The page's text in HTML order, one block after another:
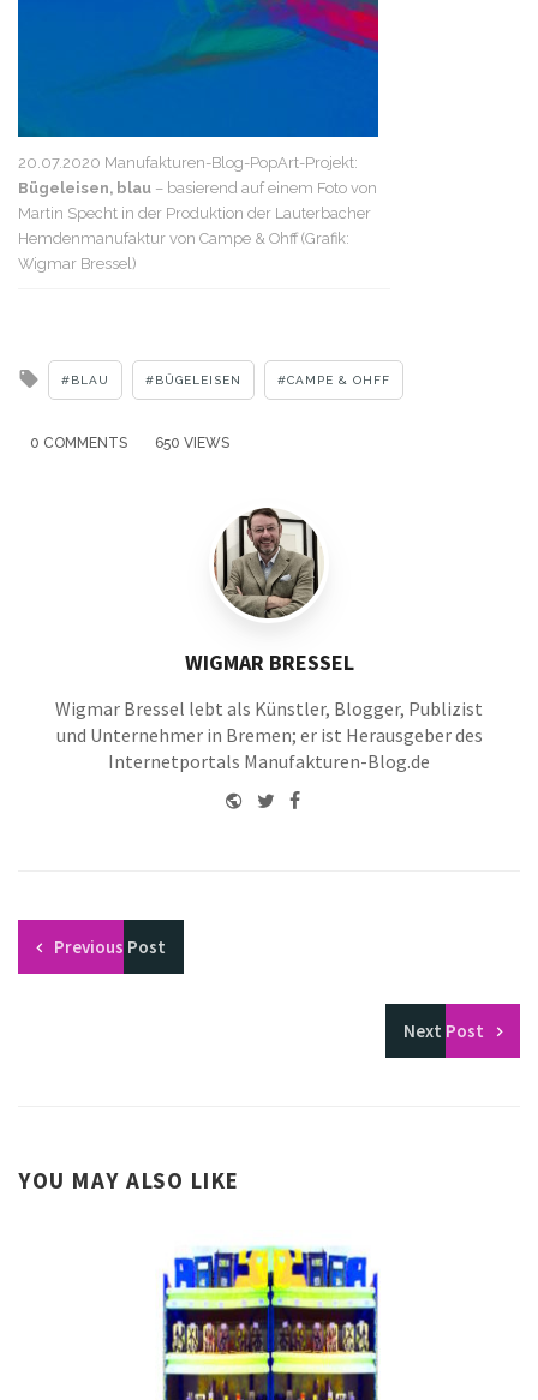
20.07.2020 Manufakturen-Blog-PopArt-Projekt:
Bügeleisen, blau – basierend auf einem Foto von
Martin Specht in der Produktion der Lauterbacher
Hemdenmanufaktur von Campe & Ohff (Grafik:
Wigmar Bressel)
Tagged
BLAU BÜGELEISEN CAMPE & OHFF
0 COMMENTS 650 VIEWS
WIGMAR BRESSEL
Wigmar Bressel lebt als Künstler, Blogger, Publizist
und Unternehmer in Bremen; er ist Herausgeber des
Internetportals Manufakturen-Blog.de
WebsiteTwitterFacebook
Previous Post
Next Post
YOU MAY ALSO LIKE